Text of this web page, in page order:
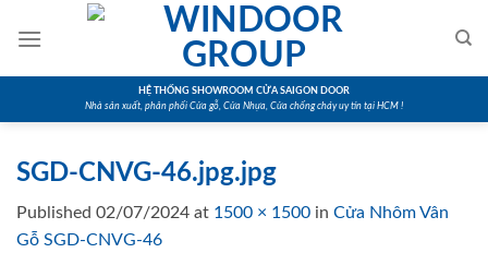
HỆ THỐNG SHOWROOM CỬA SAIGON DOOR
Nhà sản xuất, phân phối Cửa gỗ, Cửa Nhựa, Cửa chống cháy uy tín tại HCM !
SGD-CNVG-46.jpg.jpg
Published 02/07/2024 at 1500 × 1500 in Cửa Nhôm Vân
Gỗ SGD-CNVG-46